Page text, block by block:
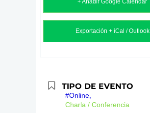
+ Añadir Google Calendar
Exportación + iCal / Outlook
TIPO DE EVENTO
#Online,
Charla / Conferencia